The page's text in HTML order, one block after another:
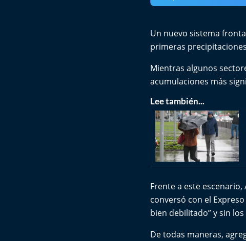
Un nuevo sistema
primeras
Mientras algunos
acumulaciones más
Lee también...
Frente a este
conversó con el
bien debilitado” y sin
De todas maneras,